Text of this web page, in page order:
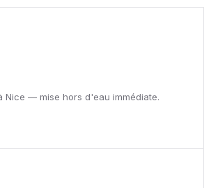
Nice — mise hors d'eau immédiate.